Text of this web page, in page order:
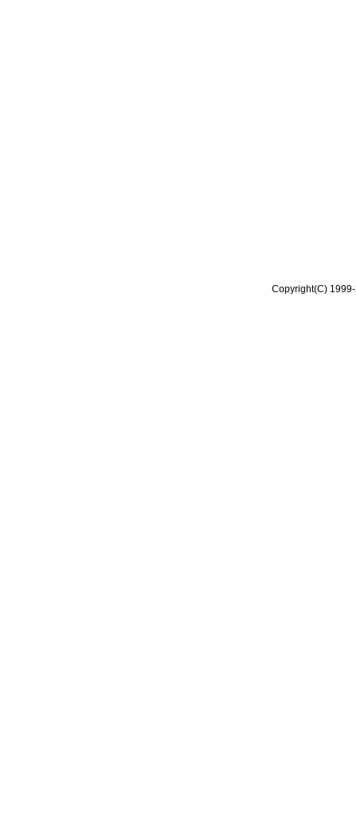
Copyright(C)